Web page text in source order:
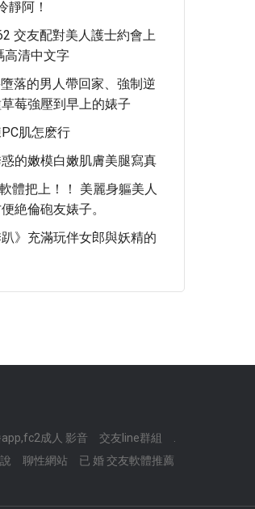
靜阿！
交友配對美人護士約會上
高清中文字
落的男人帶回家、強制逆
莓強壓到早上的婊子
肌怎麽行
的嫩模白嫩肌膚美腿寫真
體把上！！ 美麗身軀美人
絶倫砲友婊子。
趴》充滿玩伴女郎與妖精的
成人 影音 交友line群組
聊性網站 已 婚 交友軟體推薦